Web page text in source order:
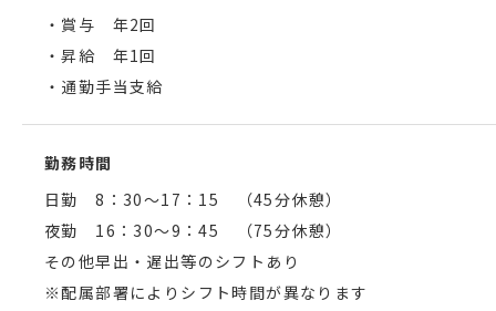
・賞与 年2回
・昇給 年1回
・通勤手当支給
勤務時間
日勤 8：30～17：15 （45分休憩）
夜勤 16：30～9：45 （75分休憩）
その他早出・遅出等のシフトあり
※配属部署によりシフト時間が異なります